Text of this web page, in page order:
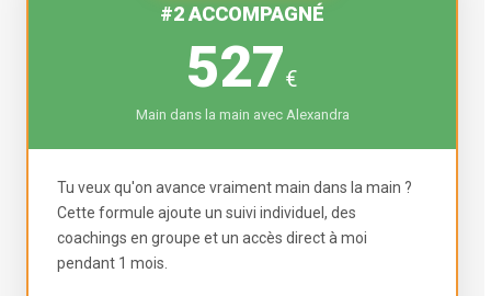
#2 ACCOMPAGNÉ
527€
Main dans la main avec Alexandra
Tu veux qu'on avance vraiment main dans la main ?
Cette formule ajoute un suivi individuel, des
coachings en groupe et un accès direct à moi
pendant 1 mois.